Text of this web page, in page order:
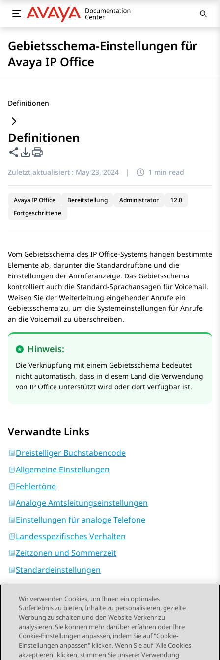
Gebietsschema-Einstellungen für
Avaya IP Office
Definitionen
Definitionen
Diese Seite teilen
PDF-Exportoptionen
Zuletzt aktualisiert : May 23, 2024 | 1 min read
Avaya IP Office Bereitstellung Administrator
12.0
Fortgeschrittene
Vom Gebietsschema des IP Office-Systems hängen bestimmte
Elemente ab, darunter die Standardruftöne und die
Einstellungen der Anruferanzeige. Das Gebietsschema
kontrolliert auch die Standard-Sprachansagen für Voicemail.
Weisen Sie der Weiterleitung eingehender Anrufe ein
Gebietsschema zu, um die Systemeinstellungen für Anrufe
an die Voicemail zu überschreiben.
Hinweis:
Die Verknüpfung mit einem Gebietsschema bedeutet
nicht automatisch, dass in diesem Land die Verwendung
von IP Office unterstützt wird oder dort verfügbar ist.
Verwandte Links
Dreistelliger Buchstabencode
Allgemeine Einstellungen
Fehlertöne
Analoge Amtsleitungseinstellungen
Einstellungen für analoge Telefone
Landesspezifisches Verhalten
Zeitzonen und Sommerzeit
Standardeinstellungen
Send Feedback
Wir verwenden Cookies, um Ihnen ein optimales
Surferlebnis zu bieten, Inhalte zu personalisieren, gezielte
Werbung zu schalten und den Website-Verkehr zu
analysieren. Sie können mehr darüber erfahren oder Ihre
Cookie-Einstellungen anpassen, indem Sie auf "Cookie-
Einstellungen anpassen" klicken. Wenn Sie auf "Alle Cookies
akzeptieren" klicken, stimmen Sie unserer Verwendung